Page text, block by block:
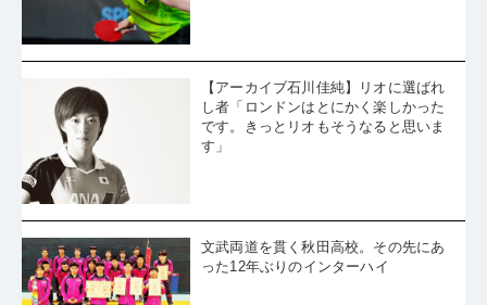
【アーカイブ石川佳純】リオに選ばれ
し者「ロンドンはとにかく楽しかった
です。きっとリオもそうなると思いま
す」
文武両道を貫く秋田高校。その先にあ
った12年ぶりのインターハイ